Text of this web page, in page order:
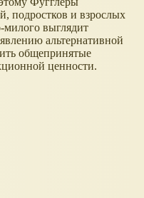
подростков и взрослых
милого выглядит
альтернативной
общепринятые
ценности.